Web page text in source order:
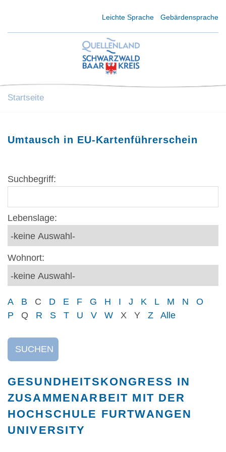
Leichte Sprache Gebärdensprache
Startseite
Umtausch in EU-Kartenführerschein
Suchbegriff:
Lebenslage:
Wohnort:
A B C D E F G H I J K L M N
O
P
Q R S T U V W X Y Z Alle
SUCHEN
GESUNDHEITSKONGRESS IN
ZUSAMMENARBEIT MIT DER
HOCHSCHULE FURTWANGEN
UNIVERSITY